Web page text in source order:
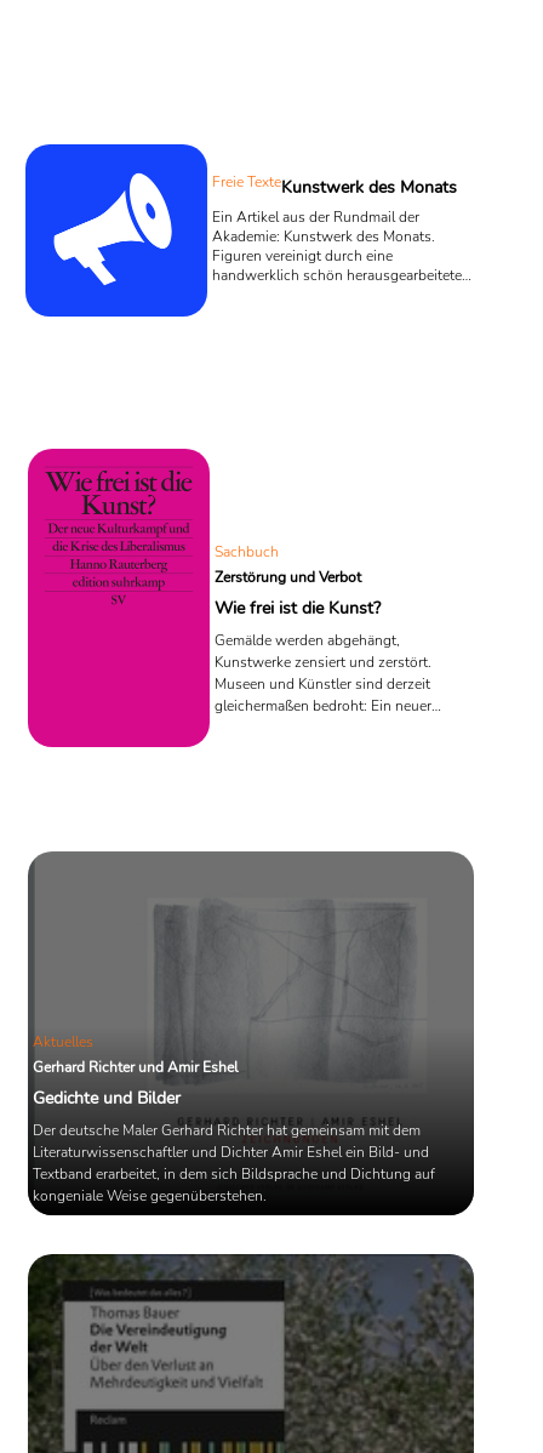
Freie TexteKunstwerk des Monats
Ein Artikel aus der Rundmail der
Akademie: Kunstwerk des Monats.
Figuren vereinigt durch eine
handwerklich schön herausgearbeitete
Sachbuch
Zerstörung und Verbot
Wie frei ist die Kunst?
Gemälde werden abgehängt,
Kunstwerke zensiert und zerstört.
Museen und Künstler sind derzeit
gleichermaßen bedroht: Ein neuer
Aktuelles
Gerhard Richter und Amir Eshel
Gedichte und Bilder
Der deutsche Maler Gerhard Richter hat gemeinsam mit dem
Literaturwissenschaftler und Dichter Amir Eshel ein Bild- und
Textband erarbeitet, in dem sich Bildsprache und Dichtung auf
kongeniale Weise gegenüberstehen.